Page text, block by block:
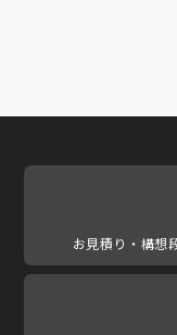
お見積り・構想